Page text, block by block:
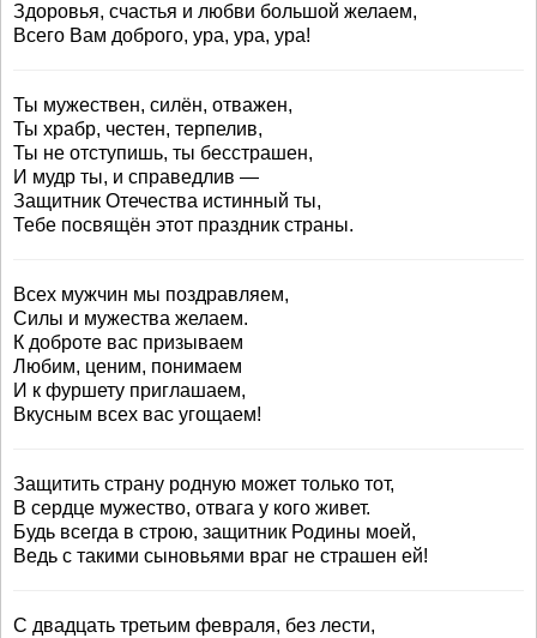
Здоровья, счастья и любви большой желаем,
Всего Вам доброго, ура, ура, ура!
Ты мужествен, силён, отважен,
Ты храбр, честен, терпелив,
Ты не отступишь, ты бесстрашен,
И мудр ты, и справедлив —
Защитник Отечества истинный ты,
Тебе посвящён этот праздник страны.
Всех мужчин мы поздравляем,
Силы и мужества желаем.
К доброте вас призываем
Любим, ценим, понимаем
И к фуршету приглашаем,
Вкусным всех вас угощаем!
Защитить страну родную может только тот,
В сердце мужество, отвага у кого живет.
Будь всегда в строю, защитник Родины моей,
Ведь с такими сыновьями враг не страшен ей!
С двадцать третьим февраля, без лести,